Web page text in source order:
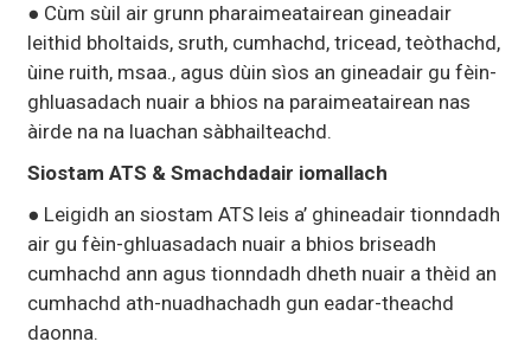
● Cùm sùil air grunn pharaimeatairean gineadair
leithid bholtaids, sruth, cumhachd, tricead, teòthachd,
ùine ruith, msaa., agus dùin sìos an gineadair gu fèin-
ghluasadach nuair a bhios na paraimeatairean nas
àirde na na luachan sàbhailteachd.
Siostam ATS & Smachdadair iomallach
● Leigidh an siostam ATS leis a’ ghineadair tionndadh
air gu fèin-ghluasadach nuair a bhios briseadh
cumhachd ann agus tionndadh dheth nuair a thèid an
cumhachd ath-nuadhachadh gun eadar-theachd
daonna.